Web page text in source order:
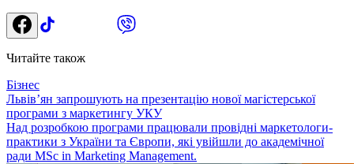
Читайте також
Бізнес
Львів’ян запрошують на презентацію нової магістерської
програми з маркетингу УКУ
Над розробкою програми працювали провідні маркетологи-
практики з України та Європи, які увійшли до академічної
ради MSc in Marketing Management.